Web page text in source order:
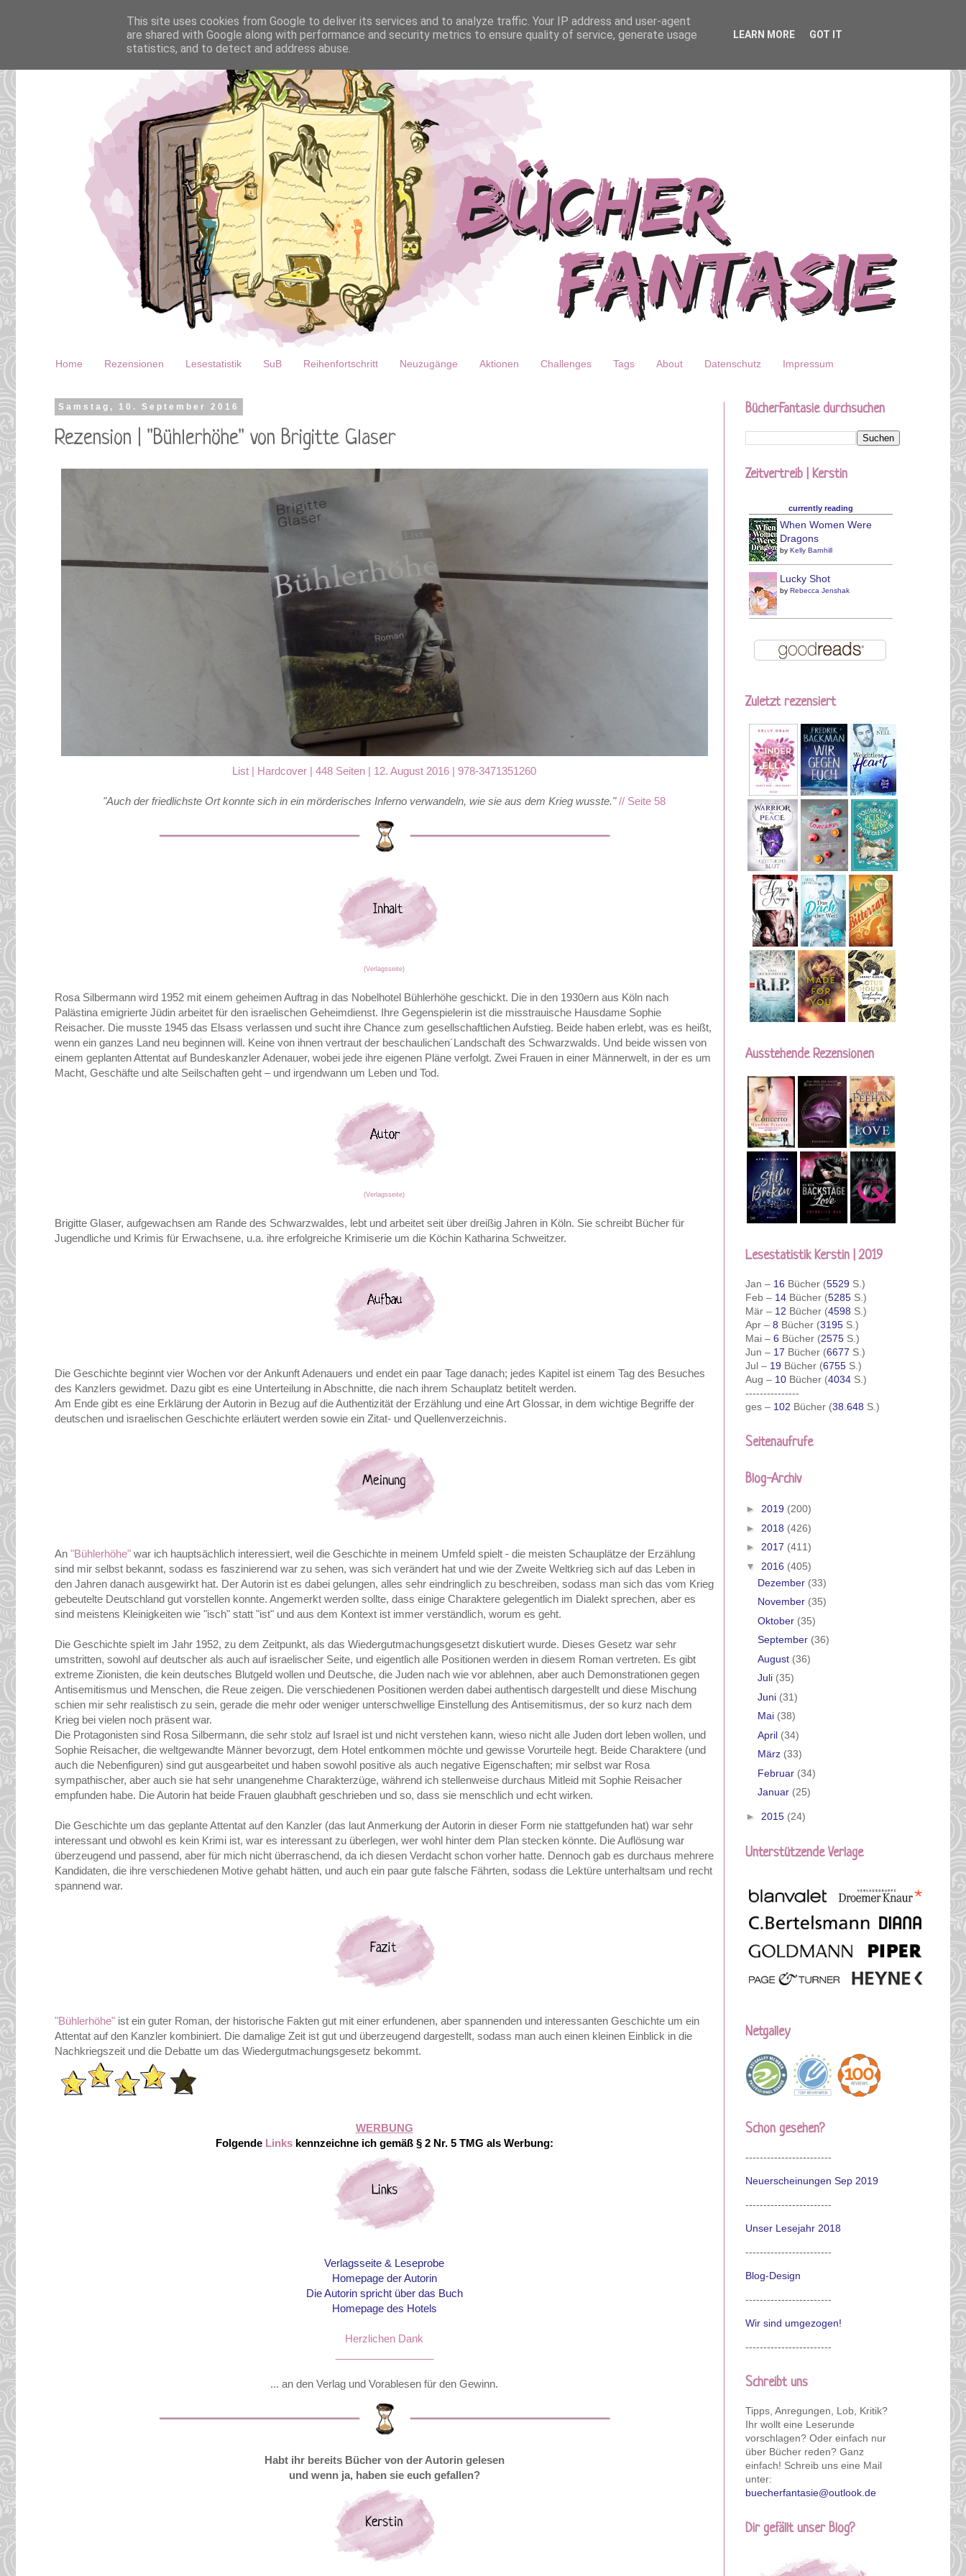
Home Rezensionen Lesestatistik SuB Reihenfortschritt Neuzugänge Aktionen Challenges Tags About Datenschutz Impressum
Samstag, 10. September 2016
Rezension | "Bühlerhöhe" von Brigitte Glaser
List | Hardcover | 448 Seiten | 12. August 2016 | 978-3471351260
"Auch der friedlichste Ort konnte sich in ein mörderisches Inferno verwandeln, wie sie aus dem Krieg wusste." // Seite 58
(Verlagsseite)
Rosa Silbermann wird 1952 mit einem geheimen Auftrag in das Nobelhotel Bühlerhöhe geschickt. Die in den 1930ern aus Köln nach
Palästina emigrierte Jüdin arbeitet für den israelischen Geheimdienst. Ihre Gegenspielerin ist die misstrauische Hausdame Sophie
Reisacher. Die musste 1945 das Elsass verlassen und sucht ihre Chance zum gesellschaftlichen Aufstieg. Beide haben erlebt, was es heißt,
wenn ein ganzes Land neu beginnen will. Keine von ihnen vertraut der beschaulichen´Landschaft des Schwarzwalds. Und beide wissen von
einem geplanten Attentat auf Bundeskanzler Adenauer, wobei jede ihre eigenen Pläne verfolgt. Zwei Frauen in einer Männerwelt, in der es um
Macht, Geschäfte und alte Seilschaften geht – und irgendwann um Leben und Tod.
(Verlagsseite)
Brigitte Glaser, aufgewachsen am Rande des Schwarzwaldes, lebt und arbeitet seit über dreißig Jahren in Köln. Sie schreibt Bücher für
Jugendliche und Krimis für Erwachsene, u.a. ihre erfolgreiche Krimiserie um die Köchin Katharina Schweitzer.
Die Geschichte beginnt vier Wochen vor der Ankunft Adenauers und endet ein paar Tage danach; jedes Kapitel ist einem Tag des Besuches
des Kanzlers gewidmet. Dazu gibt es eine Unterteilung in Abschnitte, die nach ihrem Schauplatz betitelt werden.
Am Ende gibt es eine Erklärung der Autorin in Bezug auf die Authentizität der Erzählung und eine Art Glossar, in dem wichtige Begriffe der
deutschen und israelischen Geschichte erläutert werden sowie ein Zitat- und Quellenverzeichnis.
An "Bühlerhöhe" war ich hauptsächlich interessiert, weil die Geschichte in meinem Umfeld spielt - die meisten Schauplätze der Erzählung
sind mir selbst bekannt, sodass es faszinierend war zu sehen, was sich verändert hat und wie der Zweite Weltkrieg sich auf das Leben in
den Jahren danach ausgewirkt hat. Der Autorin ist es dabei gelungen, alles sehr eindringlich zu beschreiben, sodass man sich das vom Krieg
gebeutelte Deutschland gut vorstellen konnte. Angemerkt werden sollte, dass einige Charaktere gelegentlich im Dialekt sprechen, aber es
sind meistens Kleinigkeiten wie "isch" statt "ist" und aus dem Kontext ist immer verständlich, worum es geht.
Die Geschichte spielt im Jahr 1952, zu dem Zeitpunkt, als das Wiedergutmachungsgesetzt diskutiert wurde. Dieses Gesetz war sehr
umstritten, sowohl auf deutscher als auch auf israelischer Seite, und eigentlich alle Positionen werden in diesem Roman vertreten. Es gibt
extreme Zionisten, die kein deutsches Blutgeld wollen und Deutsche, die Juden nach wie vor ablehnen, aber auch Demonstrationen gegen
Antisemitismus und Menschen, die Reue zeigen. Die verschiedenen Positionen werden dabei authentisch dargestellt und diese Mischung
schien mir sehr realistisch zu sein, gerade die mehr oder weniger unterschwellige Einstellung des Antisemitismus, der so kurz nach dem
Krieg bei vielen noch präsent war.
Die Protagonisten sind Rosa Silbermann, die sehr stolz auf Israel ist und nicht verstehen kann, wieso nicht alle Juden dort leben wollen, und
Sophie Reisacher, die weltgewandte Männer bevorzugt, dem Hotel entkommen möchte und gewisse Vorurteile hegt. Beide Charaktere (und
auch die Nebenfiguren) sind gut ausgearbeitet und haben sowohl positive als auch negative Eigenschaften; mir selbst war Rosa
sympathischer, aber auch sie hat sehr unangenehme Charakterzüge, während ich stellenweise durchaus Mitleid mit Sophie Reisacher
empfunden habe. Die Autorin hat beide Frauen glaubhaft geschrieben und so, dass sie menschlich und echt wirken.
Die Geschichte um das geplante Attentat auf den Kanzler (das laut Anmerkung der Autorin in dieser Form nie stattgefunden hat) war sehr
interessant und obwohl es kein Krimi ist, war es interessant zu überlegen, wer wohl hinter dem Plan stecken könnte. Die Auflösung war
überzeugend und passend, aber für mich nicht überraschend, da ich diesen Verdacht schon vorher hatte. Dennoch gab es durchaus mehrere
Kandidaten, die ihre verschiedenen Motive gehabt hätten, und auch ein paar gute falsche Fährten, sodass die Lektüre unterhaltsam und recht
spannend war.
"Bühlerhöhe" ist ein guter Roman, der historische Fakten gut mit einer erfundenen, aber spannenden und interessanten Geschichte um ein
Attentat auf den Kanzler kombiniert. Die damalige Zeit ist gut und überzeugend dargestellt, sodass man auch einen kleinen Einblick in die
Nachkriegszeit und die Debatte um das Wiedergutmachungsgesetz bekommt.
WERBUNG
Folgende Links kennzeichne ich gemäß § 2 Nr. 5 TMG als Werbung:
Verlagsseite & Leseprobe
Homepage der Autorin
Die Autorin spricht über das Buch
Homepage des Hotels
Herzlichen Dank
... an den Verlag und Vorablesen für den Gewinn.
Habt ihr bereits Bücher von der Autorin gelesen
und wenn ja, haben sie euch gefallen?
BücherFantasie durchsuchen
Zeitvertreib | Kerstin
currently reading
When Women Were
Dragons
by Kelly Barnhill
Lucky Shot
by Rebecca Jenshak
Zuletzt rezensiert
Ausstehende Rezensionen
Lesestatistik Kerstin | 2019
Jan – 16 Bücher (5529 S.)
Feb – 14 Bücher (5285 S.)
Mär – 12 Bücher (4598 S.)
Apr – 8 Bücher (3195 S.)
Mai – 6 Bücher (2575 S.)
Jun – 17 Bücher (6677 S.)
Jul – 19 Bücher (6755 S.)
Aug – 10 Bücher (4034 S.)
---------------
ges – 102 Bücher (38.648 S.)
Seitenaufrufe
Blog-Archiv
► 2019 (200)
► 2018 (426)
► 2017 (411)
▼ 2016 (405)
Dezember (33)
November (35)
Oktober (35)
September (36)
August (36)
Juli (35)
Juni (31)
Mai (38)
April (34)
März (33)
Februar (34)
Januar (25)
► 2015 (24)
Unterstützende Verlage
Netgalley
Schon gesehen?
------------------------
Neuerscheinungen Sep 2019
------------------------
Unser Lesejahr 2018
------------------------
Blog-Design
------------------------
Wir sind umgezogen!
------------------------
Schreibt uns
Tipps, Anregungen, Lob, Kritik?
Ihr wollt eine Leserunde
vorschlagen? Oder einfach nur
über Bücher reden? Ganz
einfach! Schreib uns eine Mail
unter:
buecherfantasie@outlook.de
Dir gefällt unser Blog?
This site uses cookies from Google to deliver its services and to analyze traffic. Your IP address and user-agent
are shared with Google along with performance and security metrics to ensure quality of service, generate usage
statistics, and to detect and address abuse.
LEARN MORE GOT IT